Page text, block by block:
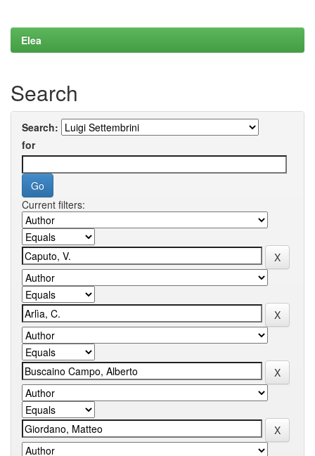
Elea
Search
Search:
for
Current filters: